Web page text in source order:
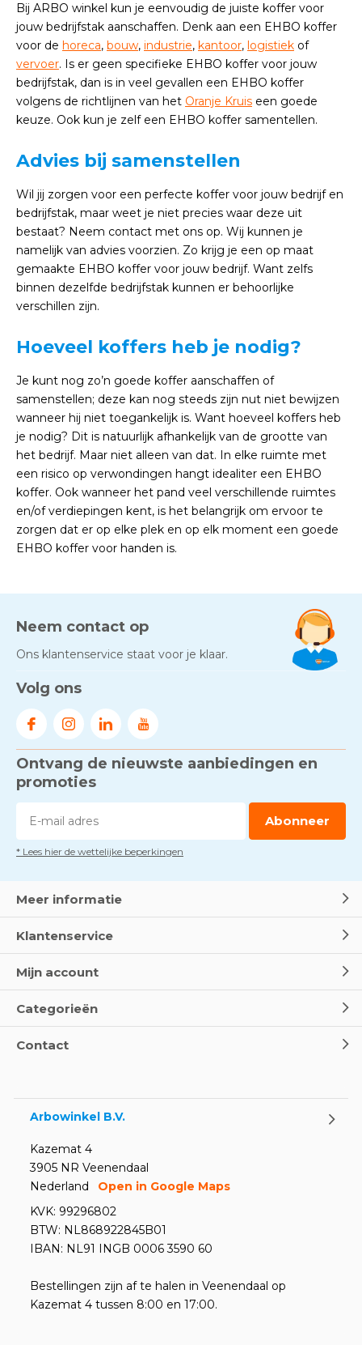
Bij ARBO winkel kun je eenvoudig de juiste koffer voor
jouw bedrijfstak aanschaffen. Denk aan een EHBO koffer
voor de horeca, bouw, industrie, kantoor, logistiek of
vervoer. Is er geen specifieke EHBO koffer voor jouw
bedrijfstak, dan is in veel gevallen een EHBO koffer
volgens de richtlijnen van het Oranje Kruis een goede
keuze. Ook kun je zelf een EHBO koffer samentellen.
Advies bij samenstellen
Wil jij zorgen voor een perfecte koffer voor jouw bedrijf en
bedrijfstak, maar weet je niet precies waar deze uit
bestaat? Neem contact met ons op. Wij kunnen je
namelijk van advies voorzien. Zo krijg je een op maat
gemaakte EHBO koffer voor jouw bedrijf. Want zelfs
binnen dezelfde bedrijfstak kunnen er behoorlijke
verschillen zijn.
Hoeveel koffers heb je nodig?
Je kunt nog zo’n goede koffer aanschaffen of
samenstellen; deze kan nog steeds zijn nut niet bewijzen
wanneer hij niet toegankelijk is. Want hoeveel koffers heb
je nodig? Dit is natuurlijk afhankelijk van de grootte van
het bedrijf. Maar niet alleen van dat. In elke ruimte met
een risico op verwondingen hangt idealiter een EHBO
koffer. Ook wanneer het pand veel verschillende ruimtes
en/of verdiepingen kent, is het belangrijk om ervoor te
zorgen dat er op elke plek en op elk moment een goede
EHBO koffer voor handen is.
Neem contact op
Ons klantenservice staat voor je klaar.
Volg ons
Ontvang de nieuwste aanbiedingen en
promoties
Abonneer
* Lees hier de wettelijke beperkingen
Meer informatie
Klantenservice
Mijn account
Categorieën
Contact
Arbowinkel B.V.
Kazemat 4
3905 NR Veenendaal
Nederland
Open in Google Maps
KVK: 99296802
BTW: NL868922845B01
IBAN: NL91 INGB 0006 3590 60
Bestellingen zijn af te halen in Veenendaal op
Kazemat 4 tussen 8:00 en 17:00.